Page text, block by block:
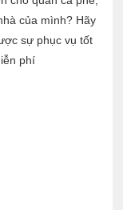
của mình? Hãy
sự phục vụ tốt
phí